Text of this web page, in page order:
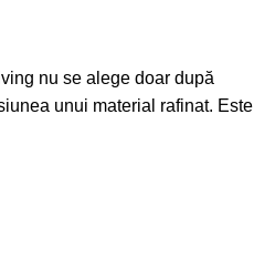
nu se alege doar după
unui material rafinat. Este